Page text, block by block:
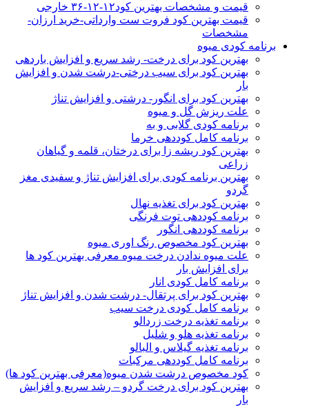
قیمت و مشخصات بهترین کود۱۲-۱۲-۳۶ خارجی
قیمت بهترین کود فروت ست وارداتی-خرید ارزان-
مشخصات
برنامه کودی میوه
بهترین کود برای درخت- رشد سریع و افزایش باردهی
بهترین کود برای سیب درختی-درشت شدن و افزایش
بار
بهترین کود برای انگور- درشتی و افزایش تناژ
علت ریزش گل و میوه
برنامه کودی گلابی و به
برنامه کامل کوددهی خرما
بهترین کود ریشه زا برای درختان، قلمه و گیاهان
زراعی
بهترین برنامه کودی برای افزایش تناژ و سفیدی مغز
گردو
بهترین کود برای تغذیه نهال
برنامه کوددهی توت فرنگی
برنامه کوددهی انگور
بهترین کود مخصوص رنگ اوری میوه
علت میوه ندادن درخت میوه معرفی بهترین کود ها
برای افزایش بار
برنامه کامل کودی انار
بهترین کود برای پرتقال- درشت شدن و افزایش تناژ
برنامه کامل کودی درخت سیب
برنامه تغذیه درخت زردالو
برنامه تغذیه هلو و شلیل
برنامه تغذیه گیلاس و البالو
برنامه کامل کوددهی مرکبات
کود مخصوص درشت شدن میوه(معرفی بهترین کود ها)
بهترین کود برای درخت گردو – رشد سریع و افزایش
بار